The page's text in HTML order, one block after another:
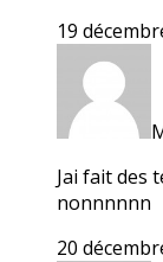
19
Jai fait des
nonnnnnn
20